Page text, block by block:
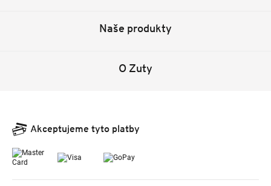
Naše produkty
O Zuty
Akceptujeme tyto platby